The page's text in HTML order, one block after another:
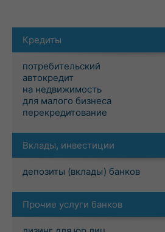
Кредиты
потребительский
автокредит
на недвижимость
для малого бизнеса
перекредитование
Вклады, инвестиции
депозиты (вклады) банков
Прочие услуги банков